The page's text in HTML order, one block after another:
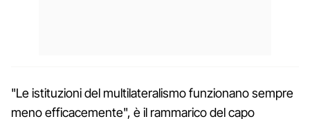
"Le istituzioni del multilateralismo funzionano sempre
meno efficacemente", è il rammarico del capo